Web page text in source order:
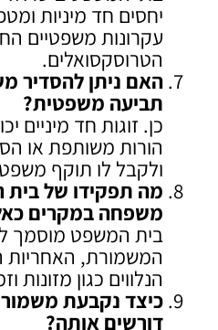
יחסים חד מיניות
עקרונות משפטיים
הטרוסקסואלים.
האם ניתן להסדיר
תביעה משפטית?
כן. זוגות חד מיניים
הורות משותפת או
ולקבל לו תוקף
מה תפקידו של בית
משפחה במקרים
בית המשפט מוסמך
המשמורת, האחריות
הנלווים כגון מזונות
כיצד נקבעת
דורשים אותה?